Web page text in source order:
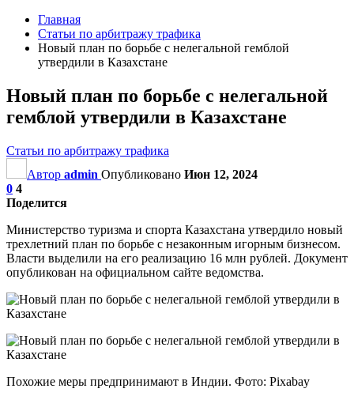
Главная
Статьи по арбитражу трафика
Новый план по борьбе с нелегальной гемблой
утвердили в Казахстане
Новый план по борьбе с нелегальной
гемблой утвердили в Казахстане
Статьи по арбитражу трафика
Автор admin Опубликовано Июн 12, 2024
0 4
Поделится
Министерство туризма и спорта Казахстана утвердило новый
трехлетний план по борьбе с незаконным игорным бизнесом.
Власти выделили на его реализацию 16 млн рублей. Документ
опубликован на официальном сайте ведомства.
Похожие меры предпринимают в Индии. Фото: Pixabay